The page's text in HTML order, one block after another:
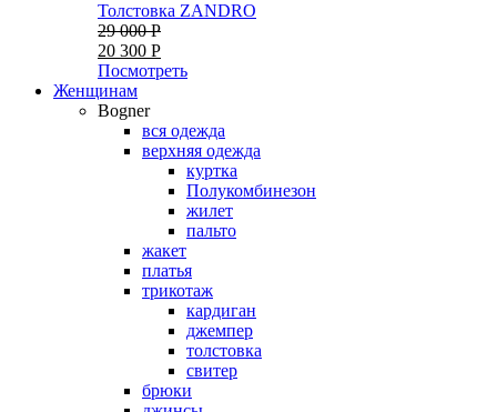
Толстовка ZANDRO
29 000 Р
20 300 Р
Посмотреть
Женщинам
Bogner
вся одежда
верхняя одежда
куртка
Полукомбинезон
жилет
пальто
жакет
платья
трикотаж
кардиган
джемпер
толстовка
свитер
брюки